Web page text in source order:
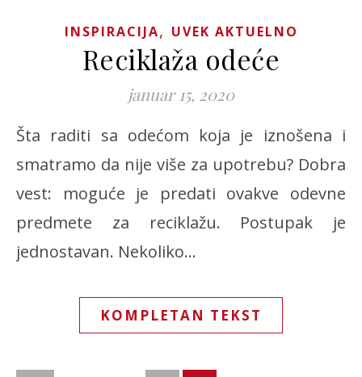
INSPIRACIJA, UVEK AKTUELNO
Reciklaža odeće
januar 15, 2020
Šta raditi sa odećom koja je iznošena i
smatramo da nije više za upotrebu? Dobra
vest: moguće je predati ovakve odevne
predmete za reciklažu. Postupak je
jednostavan. Nekoliko…
KOMPLETAN TEKST